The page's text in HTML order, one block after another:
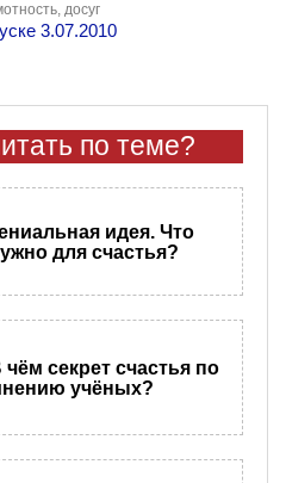
досуг
3.07.2010
по теме?
идея. Что
для счастья?
чём секрет счастья по
учёных?